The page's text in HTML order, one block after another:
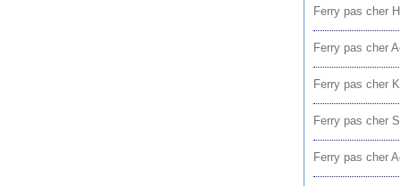
Ferry pas cher
Ferry pas cher
Ferry pas cher
Ferry pas cher
Ferry pas cher